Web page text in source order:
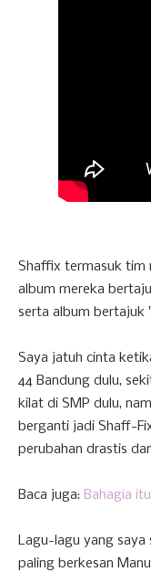
Shaffix termasuk tim
album mereka
serta album bertajuk
Saya jatuh cinta
44 Bandung dulu,
kilat di SMP dulu,
berganti jadi Shaff-
perubahan drastis
Baca juga: Bahagia
Lagu-lagu yang saya
paling berkesan